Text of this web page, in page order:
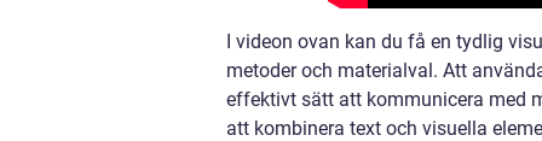
I videon ovan kan du få en tydlig
metoder och materialval. Att
effektivt sätt att kommunicera med
att kombinera text och visuella